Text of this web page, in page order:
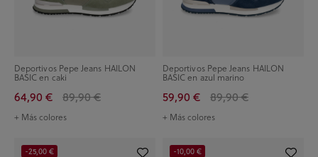
Deportivos Pepe Jeans HAILON
BASIC en caki
64,90 € 89,90 €
+ Más colores
Deportivos Pepe Jeans HAILON
BASIC en azul marino
59,90 € 89,90 €
+ Más colores
-25,00 € -10,00 €